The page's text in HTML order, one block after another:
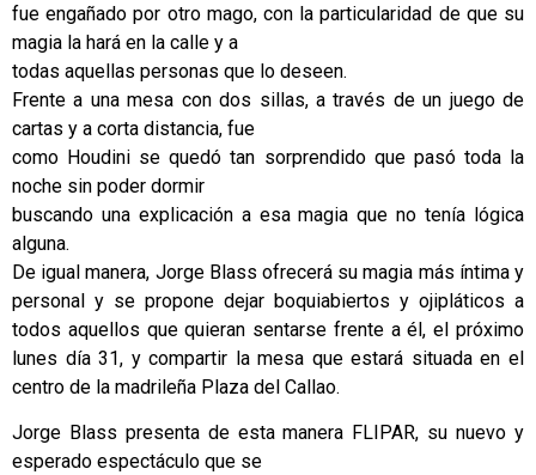
fue engañado por otro mago, con la particularidad de que su
magia la hará en la calle y a
todas aquellas personas que lo deseen.
Frente a una mesa con dos sillas, a través de un juego de
cartas y a corta distancia, fue
como Houdini se quedó tan sorprendido que pasó toda la
noche sin poder dormir
buscando una explicación a esa magia que no tenía lógica
alguna.
De igual manera, Jorge Blass ofrecerá su magia más íntima y
personal y se propone dejar boquiabiertos y ojipláticos a
todos aquellos que quieran sentarse frente a él, el próximo
lunes día 31, y compartir la mesa que estará situada en el
centro de la madrileña Plaza del Callao.
Jorge Blass presenta de esta manera FLIPAR, su nuevo y
esperado espectáculo que se